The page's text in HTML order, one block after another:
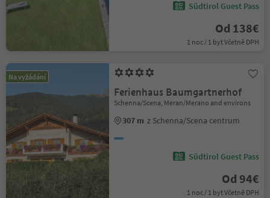
Südtirol Guest Pass
Od 138€
1 noc / 1 byt Včetně DPH
Na vyžádání
Ferienhaus Baumgartnerhof
Schenna/Scena, Meran/Merano and environs
307 m z Schenna/Scena centrum
Südtirol Guest Pass
Od 94€
1 noc / 1 byt Včetně DPH